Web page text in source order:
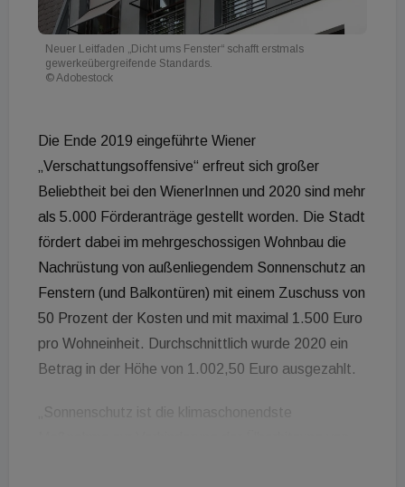
Neuer Leitfaden „Dicht ums Fenster“ schafft erstmals
gewerkeübergreifende Standards.
© Adobestock
Die Ende 2019 eingeführte Wiener
„Verschattungsoffensive“ erfreut sich großer
Beliebtheit bei den WienerInnen und 2020 sind mehr
als 5.000 Förderanträge gestellt worden. Die Stadt
fördert dabei im mehrgeschossigen Wohnbau die
Nachrüstung von außenliegendem Sonnenschutz an
Fenstern (und Balkontüren) mit einem Zuschuss von
50 Prozent der Kosten und mit maximal 1.500 Euro
pro Wohneinheit. Durchschnittlich wurde 2020 ein
Betrag in der Höhe von 1.002,50 Euro ausgezahlt.
„Sonnenschutz ist die klimaschonendste